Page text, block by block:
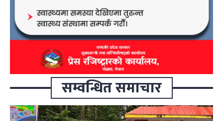
सम्वन्धित समाचार